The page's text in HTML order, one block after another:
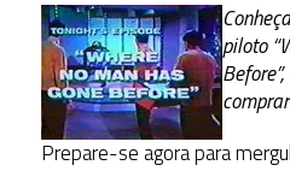
piloto
Prepare-se agora para